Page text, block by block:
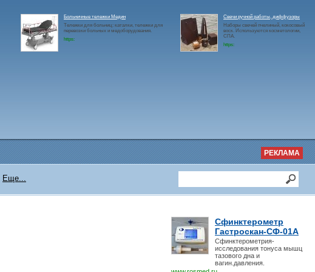
Больничные тележки Медин
Тележки для больниц: каталки, тележки для
перевозки больных и медоборудования.
https:
Свечи ручной работы, диффузоры
Наборы свечей пчелиный, кокосовый
воск. Используются косметологии,
СПА.
https:
РЕКЛАМА
Еще...
Сфинктерометр
Гастроскан-СФ-01А
Сфинктерометрия-
исследования тонуса мышц
тазового дна и
вагин.давления.